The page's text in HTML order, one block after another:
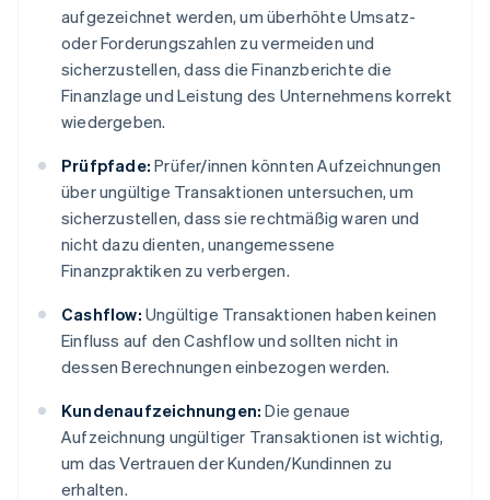
aufgezeichnet werden, um überhöhte Umsatz-
oder Forderungszahlen zu vermeiden und
sicherzustellen, dass die Finanzberichte die
Finanzlage und Leistung des Unternehmens korrekt
wiedergeben.
Prüfpfade: Prüfer/innen könnten Aufzeichnungen
über ungültige Transaktionen untersuchen, um
sicherzustellen, dass sie rechtmäßig waren und
nicht dazu dienten, unangemessene
Finanzpraktiken zu verbergen.
Cashflow: Ungültige Transaktionen haben keinen
Einfluss auf den Cashflow und sollten nicht in
dessen Berechnungen einbezogen werden.
Kundenaufzeichnungen: Die genaue
Aufzeichnung ungültiger Transaktionen ist wichtig,
um das Vertrauen der Kunden/Kundinnen zu
erhalten.